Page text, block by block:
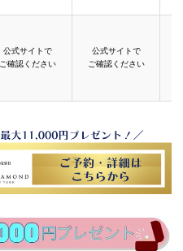
公式サイトで
ご確認ください
公式サイトで
ご確認ください